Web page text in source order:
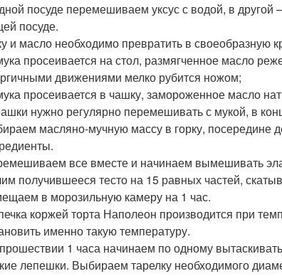
посуде перемешиваем уксус с водой, в
посуде.
и масло необходимо превратить в своеобразную
просеивается на стол, размягченное масло
движениями мелко рубится ножом;
просеивается в чашку, замороженное масло
нужно регулярно перемешивать с мукой, в
масляно-мучную массу в горку, посередине
все вместе и начинаем вымешивать
получившееся тесто на 15 равных частей,
в морозильную камеру на 1 час.
коржей торта Наполеон производится при
именно такую температуру.
1 часа начинаем по одному
лепешки. Выбираем тарелку необходимого